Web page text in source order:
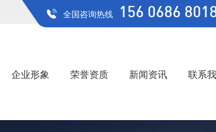
全国咨询热线 156 0686
企业形象 荣誉资质 新闻资讯 联系